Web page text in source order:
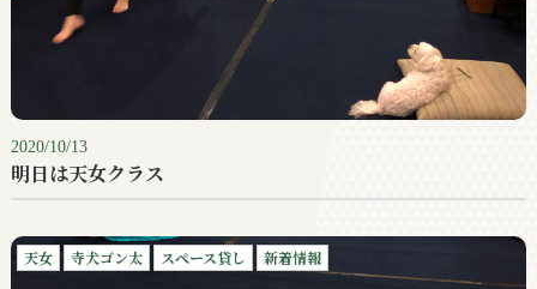
2020/10/13
明日は天女クラス
天女 寺犬ゴン太 スペース貸し 新着情報